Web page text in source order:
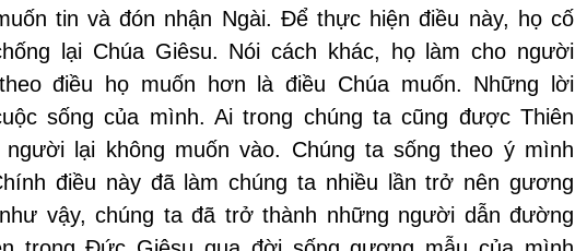
tin và đón nhận Ngài. Để thực hiện điều này, họ cố
lại Chúa Giêsu. Nói cách khác, họ làm cho người
điều họ muốn hơn là điều Chúa muốn. Những lời
sống của mình. Ai trong chúng ta cũng được Thiên
lại không muốn vào. Chúng ta sống theo ý mình
điều này đã làm chúng ta nhiều lần trở nên gương
vậy, chúng ta đã trở thành những người dẫn đường